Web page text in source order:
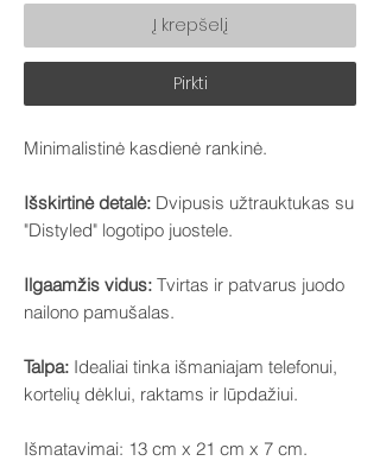
Į krepšelį
Pirkti
Minimalistinė kasdienė rankinė.
Išskirtinė detalė: Dvipusis užtrauktukas su
"Distyled" logotipo juostele.
Ilgaamžis vidus: Tvirtas ir patvarus juodo
nailono pamušalas.
Talpa: Idealiai tinka išmaniajam telefonui,
kortelių dėklui, raktams ir lūpdažiui.
Išmatavimai: 13 cm x 21 cm x 7 cm.